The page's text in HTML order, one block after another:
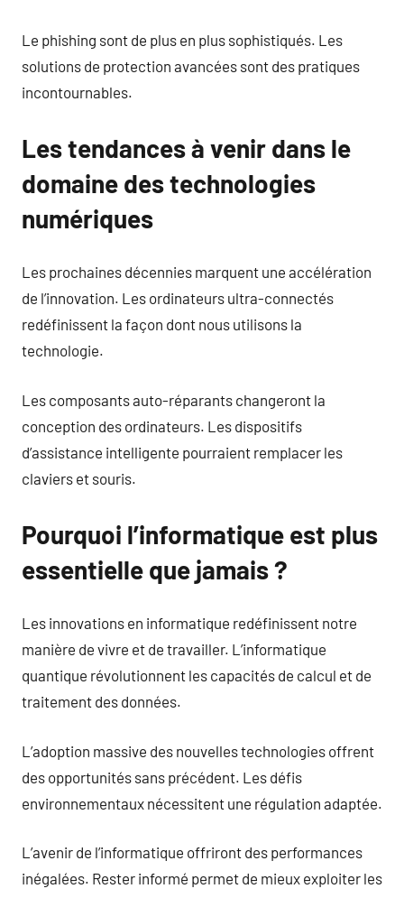
Le phishing sont de plus en plus sophistiqués. Les
solutions de protection avancées sont des pratiques
incontournables.
Les tendances à venir dans le
domaine des technologies
numériques
Les prochaines décennies marquent une accélération
de l’innovation. Les ordinateurs ultra-connectés
redéfinissent la façon dont nous utilisons la
technologie.
Les composants auto-réparants changeront la
conception des ordinateurs. Les dispositifs
d’assistance intelligente pourraient remplacer les
claviers et souris.
Pourquoi l’informatique est plus
essentielle que jamais ?
Les innovations en informatique redéfinissent notre
manière de vivre et de travailler. L’informatique
quantique révolutionnent les capacités de calcul et de
traitement des données.
L’adoption massive des nouvelles technologies offrent
des opportunités sans précédent. Les défis
environnementaux nécessitent une régulation adaptée.
L’avenir de l’informatique offriront des performances
inégalées. Rester informé permet de mieux exploiter les